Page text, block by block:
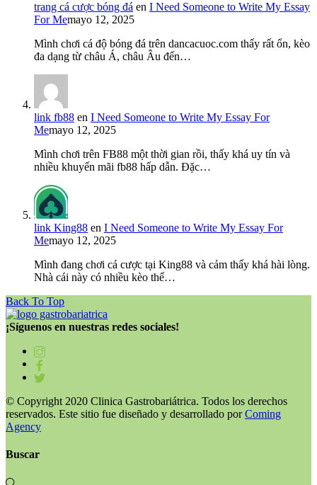
trang cá cược bóng đá en I Need Someone to Write My Essay
For Memayo 12, 2025
Mình chơi cá độ bóng đá trên dancacuoc.com thấy rất ổn, kèo
đa dạng từ châu Á, châu Âu đến…
link fb88 en I Need Someone to Write My Essay For
Memayo 12, 2025
Mình chơi trên FB88 một thời gian rồi, thấy khá uy tín và
nhiều khuyến mãi fb88 hấp dẫn. Đặc…
link King88 en I Need Someone to Write My Essay For
Memayo 12, 2025
Mình đang chơi cá cược tại King88 và cảm thấy khá hài lòng.
Nhà cái này có nhiều kèo thể…
Back To Top
¡Síguenos en nuestras redes sociales!
© Copyright 2020 Clinica Gastrobariátrica. Todos los derechos
reservados. Este sitio fue diseñado y desarrollado porComing
Agency
Buscar